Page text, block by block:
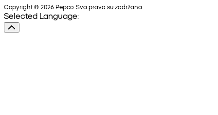
Copyright © 2026 Pepco. Sva prava su zadržana.
Selected Language: